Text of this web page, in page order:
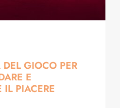
DEL GIOCO PER
E
IL PIACERE